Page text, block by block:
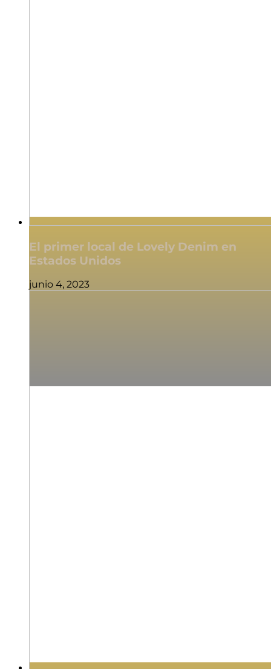
El primer local de Lovely Denim en
Estados Unidos
junio 4, 2023